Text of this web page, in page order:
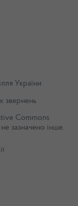
України
звернень
Commons
зазначено інше.